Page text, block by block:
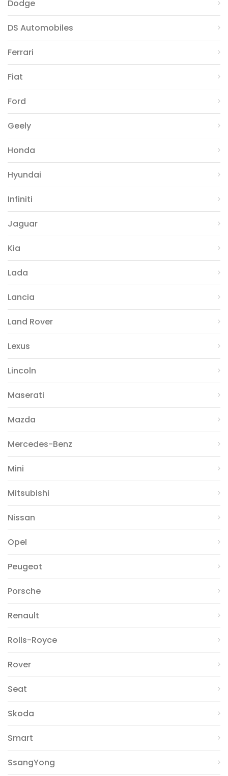
Dodge
DS Automobiles
Ferrari
Fiat
Ford
Geely
Honda
Hyundai
Infiniti
Jaguar
Kia
Lada
Lancia
Land Rover
Lexus
Lincoln
Maserati
Mazda
Mercedes-Benz
Mini
Mitsubishi
Nissan
Opel
Peugeot
Porsche
Renault
Rolls-Royce
Rover
Seat
Skoda
Smart
SsangYong